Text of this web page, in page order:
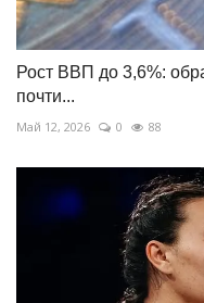
Рост ВВП до 3,6%:
почти...
Май 12, 2026 0 88